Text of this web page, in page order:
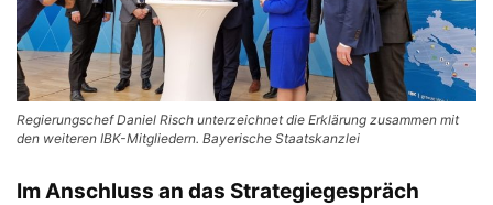
Regierungschef Daniel Risch unterzeichnet die Erklärung zusammen mit
den weiteren IBK-Mitgliedern. Bayerische Staatskanzlei
Im Anschluss an das Strategiegespräch